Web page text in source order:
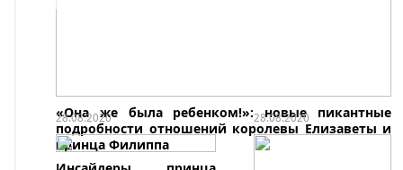
«Она же была ребенком!»: новые пикантные
подробности отношений королевы Елизаветы и
принца Филиппа
28.08.2020 28.08.2020